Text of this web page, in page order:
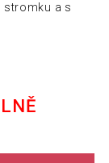
stromku a s